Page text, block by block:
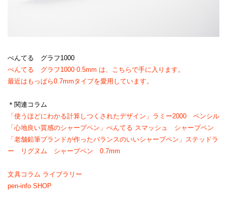
ぺんてる グラフ1000
ぺんてる グラフ1000 0.5mm は、こちらで手に入ります。
最近はもっぱら0.7mmタイプを愛用しています。
＊関連コラム
「使うほどにわかる計算しつくされたデザイン」ラミー2000 ペンシル
「心地良い質感のシャープペン」ぺんてる スマッシュ シャープペン
「老舗鉛筆ブランドが作ったバランスのいいシャープペン」ステッドラ
ー リグヌム シャープペン 0.7mm
文具コラム ライブラリー
pen-info SHOP